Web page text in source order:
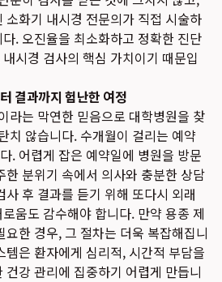
소화기 내시경 전문의가 직접 시술하
. 오진율을 최소화하고 정확한 진단
시경 검사의 핵심 가치이기 때문입
결과까지 험난한 여정
라는 막연한 믿음으로 대학병원을 찾
치 않습니다. 수개월이 걸리는 예약
. 어렵게 잡은 예약일에 병원을 방문
한 분위기 속에서 의사와 충분한 상담
후 결과를 듣기 위해 또다시 외래
움도 감수해야 합니다. 만약 용종 제
한 경우, 그 절차는 더욱 복잡해집니
템은 환자에게 심리적, 시간적 부담을
강 관리에 집중하기 어렵게 만듭니